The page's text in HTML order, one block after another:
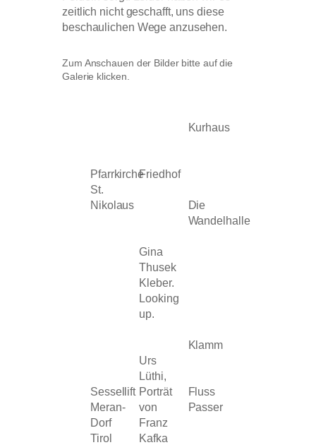
zeitlich nicht geschafft, uns diese
beschaulichen Wege anzusehen.
Zum Anschauen der Bilder bitte auf die
Galerie klicken.
Pfarrkirche
St.
Nikolaus
Sessellift
Meran-
Dorf
Tirol
Friedhof
Gina
Thusek
Kleber.
Looking
up.
Urs
Lüthi,
Porträt
von
Franz
Kafka
Kurhaus
Die
Wandelhalle
Klamm
Fluss
Passer